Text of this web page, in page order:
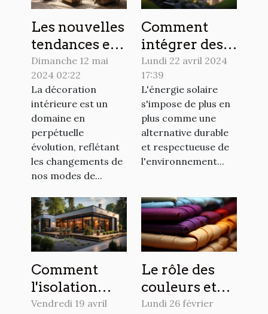
Les nouvelles
tendances en
matière de
décoration
intérieure
pour 2024
Dimanche 12 mai
2024 02:22
La décoration
intérieure est un
domaine en
perpétuelle
évolution, reflétant
les changements de
nos modes de...
Comment
intégrer des
panneaux
solaires dans
votre design
extérieur
Lundi 22 avril 2024
17:39
L'énergie solaire
s'impose de plus en
plus comme une
alternative durable
et respectueuse de
l'environnement...
Comment
l'isolation
extérieure
Vendredi 19 avril
Le rôle des
couleurs et
des textures
Lundi 26 février